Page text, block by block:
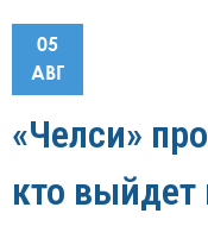
05
АВГ
«Челси»
кто выйдет